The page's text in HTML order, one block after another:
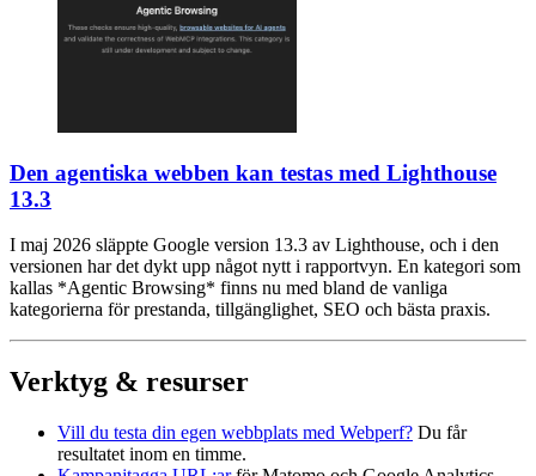
Den agentiska webben kan testas med Lighthouse
13.3
I maj 2026 släppte Google version 13.3 av Lighthouse, och i den
versionen har det dykt upp något nytt i rapportvyn. En kategori som
kallas *Agentic Browsing* finns nu med bland de vanliga
kategorierna för prestanda, tillgänglighet, SEO och bästa praxis.
Verktyg & resurser
Vill du testa din egen webbplats med Webperf? Du får
resultatet inom en timme.